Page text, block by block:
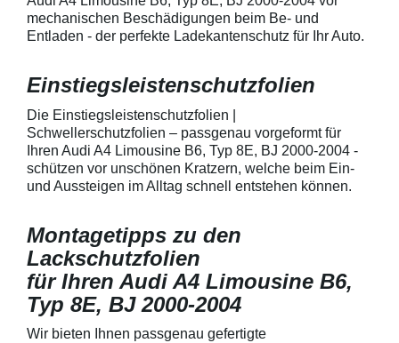
Fingenägel oder Ringe in den
GriffmuldenSpezielle Vinylfolie mit
bestmöglichem Schutz gegen
zum Schutz von
150 µmSchützt
Lack in der
Fingenägel
bestmöglichem
Kratzer und
Fahrzeuglack
mechanischen Beschädigungen beim Be- und
Entladen - der perfekte Ladekantenschutz für Ihr Auto.
Einstiegsleistenschutzfolien
Die Einstiegsleistenschutzfolien |
Schwellerschutzfolien – passgenau vorgeformt für
Ihren Audi A4 Limousine B6, Typ 8E, BJ 2000-2004 -
schützen vor unschönen Kratzern, welche beim Ein-
und Aussteigen im Alltag schnell entstehen können.
Montagetipps zu den
Lackschutzfolien
für Ihren Audi A4 Limousine B6,
Typ 8E, BJ 2000-2004
Wir bieten Ihnen passgenau gefertigte